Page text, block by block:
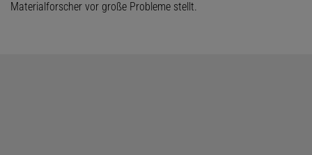
Materialforscher vor große Probleme stellt.